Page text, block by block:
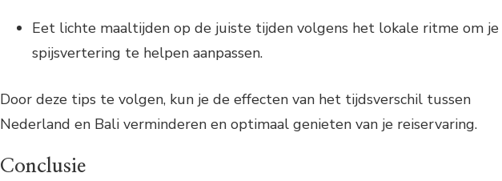
Eet lichte maaltijden op de juiste tijden volgens het lokale ritme om je
spijsvertering te helpen aanpassen.
Door deze tips te volgen, kun je de effecten van het tijdsverschil tussen
Nederland en Bali verminderen en optimaal genieten van je reiservaring.
Conclusie